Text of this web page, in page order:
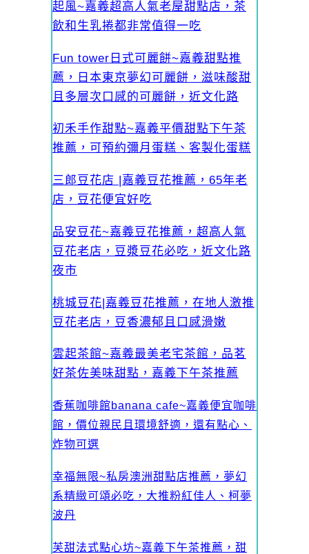
起風~嘉義超高人氣老屋甜點店，茶
飲和生乳捲都非常值得一吃
Fun tower日式可麗餅~嘉義甜點推
薦，日本東京夢幻可麗餅，滋味酸甜
且多層次口感的可麗餅，近文化路
初禾手作甜點~嘉義平價甜點下午茶
推薦，可預約彌月蛋糕、客製化蛋糕
三郎豆花店 |嘉義豆花推薦，65年老
店，豆花便宜好吃
品安豆花~嘉義豆花推薦，超高人氣
豆花老店，豆漿豆花必吃，近文化路
夜市
桃城豆花|嘉義豆花推薦，在地人激推
豆花老店，豆香濃郁且口感滑嫩
雲起茶館~嘉義最美老宅茶館，品茗
好茶佐美味甜點，嘉義下午茶推薦
香蕉咖啡館banana cafe~嘉義便宜咖啡
館，價位親民且環境舒適，還有點心、
炸物可選
幸福無限~私房澳洲甜點店推薦，夢幻
系精緻可頌必吃，大推粉紅佳人、柯夢
波丹
芙甜法式點心坊~嘉義下午茶推薦，甜